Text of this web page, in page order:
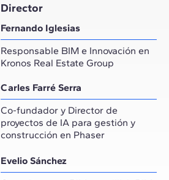
Director
Fernando Iglesias
Responsable BIM e Innovación en
Kronos Real Estate Group
Carles Farré Serra
Co-fundador y Director de
proyectos de IA para gestión y
construcción en Phaser
Evelio Sánchez